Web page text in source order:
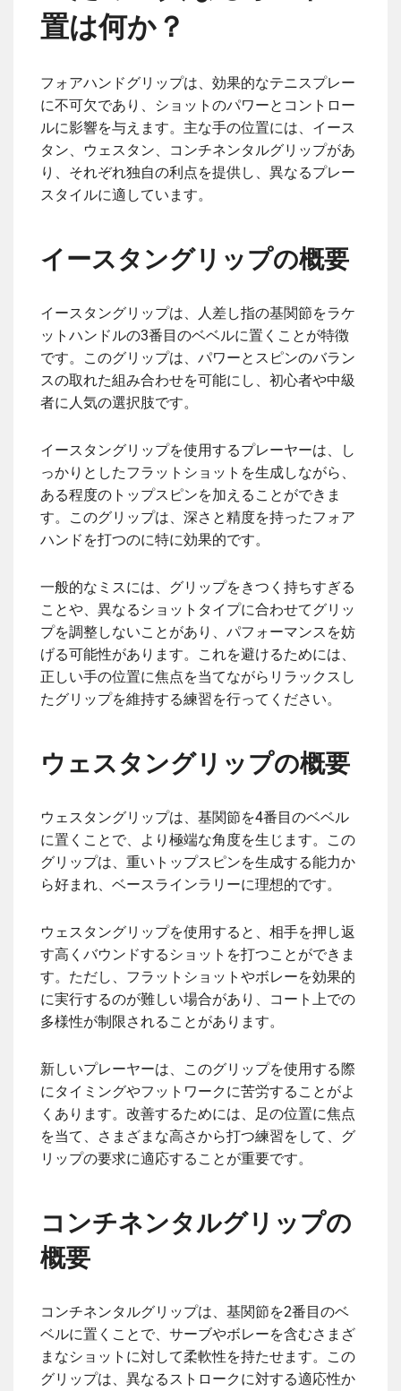
置は何か？
フォアハンドグリップは、効果的なテニスプレー
に不可欠であり、ショットのパワーとコントロー
ルに影響を与えます。主な手の位置には、イース
タン、ウェスタン、コンチネンタルグリップがあ
り、それぞれ独自の利点を提供し、異なるプレー
スタイルに適しています。
イースタングリップの概要
イースタングリップは、人差し指の基関節をラケ
ットハンドルの3番目のベベルに置くことが特徴
です。このグリップは、パワーとスピンのバラン
スの取れた組み合わせを可能にし、初心者や中級
者に人気の選択肢です。
イースタングリップを使用するプレーヤーは、し
っかりとしたフラットショットを生成しながら、
ある程度のトップスピンを加えることができま
す。このグリップは、深さと精度を持ったフォア
ハンドを打つのに特に効果的です。
一般的なミスには、グリップをきつく持ちすぎる
ことや、異なるショットタイプに合わせてグリッ
プを調整しないことがあり、パフォーマンスを妨
げる可能性があります。これを避けるためには、
正しい手の位置に焦点を当てながらリラックスし
たグリップを維持する練習を行ってください。
ウェスタングリップの概要
ウェスタングリップは、基関節を4番目のベベル
に置くことで、より極端な角度を生じます。この
グリップは、重いトップスピンを生成する能力か
ら好まれ、ベースラインラリーに理想的です。
ウェスタングリップを使用すると、相手を押し返
す高くバウンドするショットを打つことができま
す。ただし、フラットショットやボレーを効果的
に実行するのが難しい場合があり、コート上での
多様性が制限されることがあります。
新しいプレーヤーは、このグリップを使用する際
にタイミングやフットワークに苦労することがよ
くあります。改善するためには、足の位置に焦点
を当て、さまざまな高さから打つ練習をして、グ
リップの要求に適応することが重要です。
コンチネンタルグリップの
概要
コンチネンタルグリップは、基関節を2番目のベ
ベルに置くことで、サーブやボレーを含むさまざ
まなショットに対して柔軟性を持たせます。この
グリップは、異なるストロークに対する適応性か